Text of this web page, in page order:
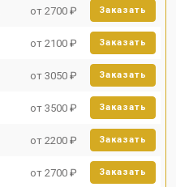
от 2700 ₽ Заказать
от 2100 ₽ Заказать
от 3050 ₽ Заказать
от 3500 ₽ Заказать
от 2200 ₽ Заказать
от 2700 ₽ Заказать